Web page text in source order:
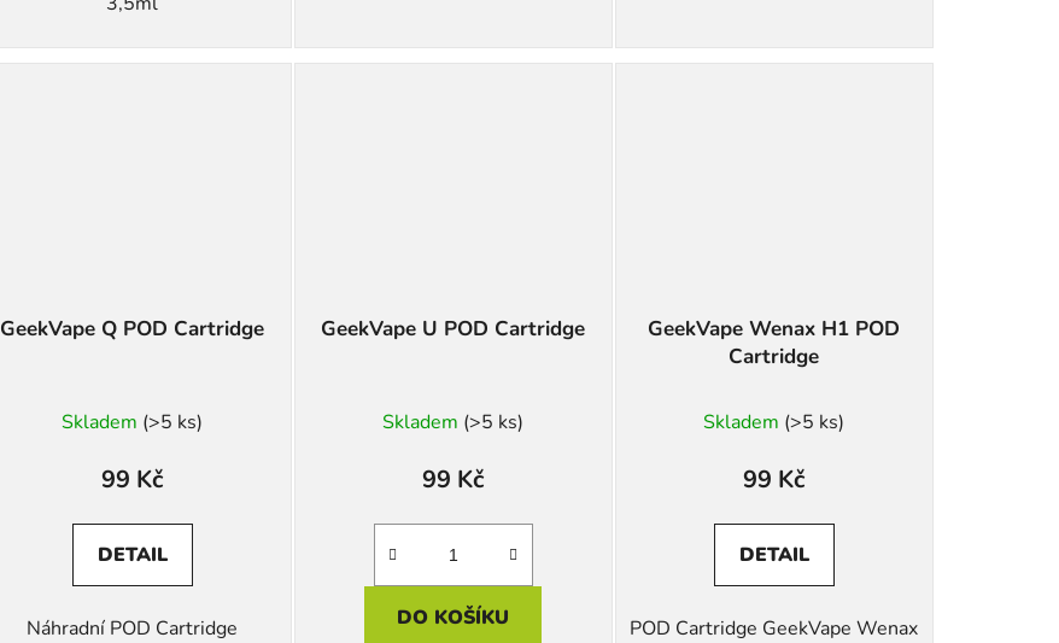
GeekVape Q POD Cartridge
Skladem (>5 ks)
99 Kč
DETAIL
Náhradní POD Cartridge
GeekVape U POD Cartridge
Skladem (>5 ks)
99 Kč
DO KOŠÍKU
GeekVape Wenax H1 POD
Cartridge
Skladem (>5 ks)
99 Kč
DETAIL
POD Cartridge GeekVape Wenax